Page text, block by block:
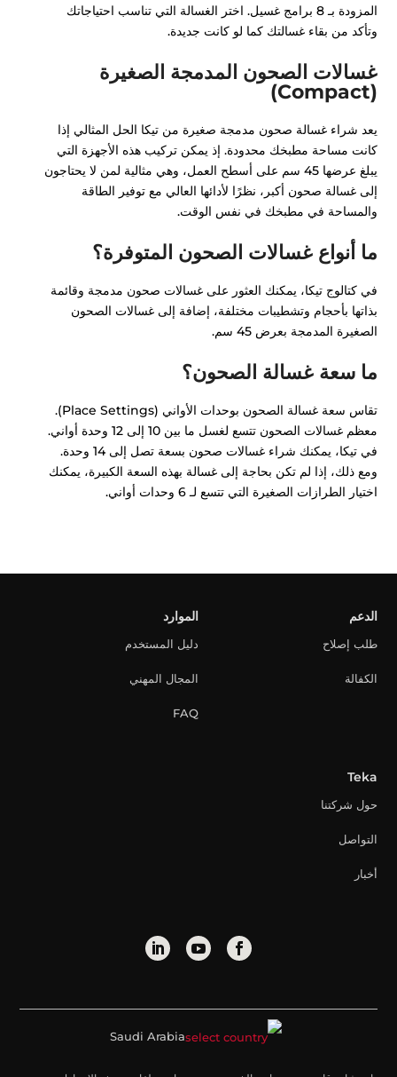
المزودة بـ 8 برامج غسيل. اختر الغسالة التي تناسب احتياجاتك
وتأكد من بقاء غسالتك كما لو كانت جديدة.
غسالات الصحون المدمجة الصغيرة
(Compact)
يعد شراء غسالة صحون مدمجة صغيرة من تيكا الحل المثالي إذا
كانت مساحة مطبخك محدودة. إذ يمكن تركيب هذه الأجهزة التي
يبلغ عرضها 45 سم على أسطح العمل، وهي مثالية لمن لا يحتاجون
إلى غسالة صحون أكبر، نظرًا لأدائها العالي مع توفير الطاقة
والمساحة في مطبخك في نفس الوقت.
ما أنواع غسالات الصحون المتوفرة؟
في كتالوج تيكا، يمكنك العثور على غسالات صحون مدمجة وقائمة
بذاتها بأحجام وتشطيبات مختلفة، إضافة إلى غسالات الصحون
الصغيرة المدمجة بعرض 45 سم.
ما سعة غسالة الصحون؟
تقاس سعة غسالة الصحون بوحدات الأواني (Place Settings).
معظم غسالات الصحون تتسع لغسل ما بين 10 إلى 12 وحدة أواني.
في تيكا، يمكنك شراء غسالات صحون بسعة تصل إلى 14 وحدة.
ومع ذلك، إذا لم تكن بحاجة إلى غسالة بهذه السعة الكبيرة، يمكنك
اختيار الطرازات الصغيرة التي تتسع لـ 6 وحدات أواني.
الدعم
طلب إصلاح
الكفالة
الموارد
دليل المستخدم
المجال المهني
FAQ
Teka
حول شركتنا
التواصل
أخبار
Saudi Arabia